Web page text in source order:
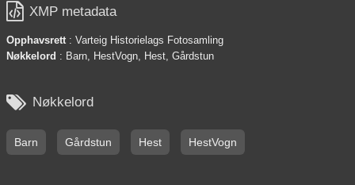
 XMP metadata
Opphavsrett : Varteig Historielags Fotosamling
Nøkkelord : Barn, HestVogn, Hest, Gårdstun
 Nøkkelord
Barn Gårdstun Hest HestVogn